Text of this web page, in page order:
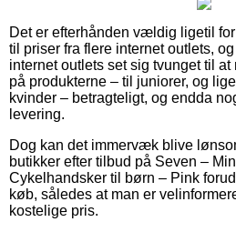
Det er efterhånden vældig ligetil
til priser fra flere internet outlets,
internet outlets set sig tvunget til
på produkterne – til juniorer, og
kvinder – betragteligt, og endda
levering.
Dog kan det immervæk blive
butikker efter tilbud på Seven –
Cykelhandsker til børn – Pink
køb, således at man er
kostelige pris.